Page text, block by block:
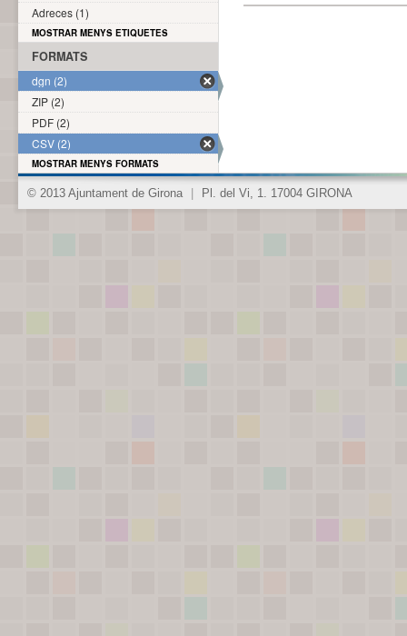
Adreces (1)
MOSTRAR MENYS ETIQUETES
FORMATS
dgn (2)
ZIP (2)
PDF (2)
CSV (2)
MOSTRAR MENYS FORMATS
© 2013 Ajuntament de Girona Pl. del Vi, 1. 17004 GIRONA